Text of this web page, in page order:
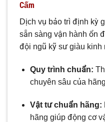
Cấm
Dịch vụ bảo trì định kỳ
sẵn sàng vận hành ổn
đội ngũ kỹ sư giàu kinh
Quy trình chuẩn:
chuyên sâu của
Vật tư chuẩn hãng:
hãng giúp động cơ